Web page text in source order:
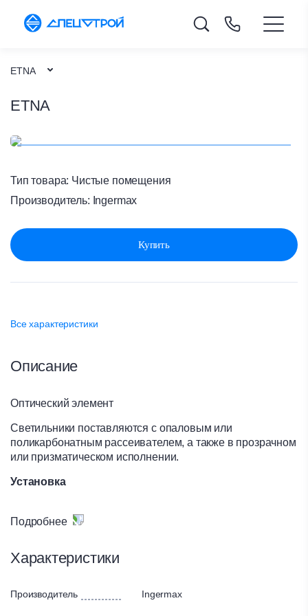
ETNA
Каталог товаров
ETNA
Тип товара: Чистые помещения
Производитель: Ingermax
Купить
Все характеристики
Описание
Оптический элемент
Светильники поставляются с опаловым или
поликарбонатным рассеивателем, а также в прозрачном
или призматическом исполнении.
Установка
потолок со скрытой подвесной системой типа
алюминия, крепление к корпусу при помощи винтов.
Подробнее
Характеристики
Производитель Ingermax